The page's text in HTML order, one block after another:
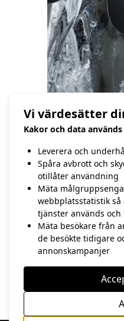
Isformationer
/Hasse Andersson
26:e januari
Vi värdesätter
Kakor och data
Leverera och
Spåra avbrott och
otillåter användning
Mäta
webbplatsstatistik så
tjänster används
Mäta besökare från
de besökte tidigare
annonskampanjer